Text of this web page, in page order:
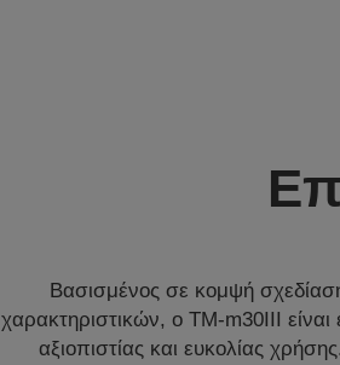
Βασισμένος σε κομψή
χαρακτηριστικών, ο TM-m30III είναι
αξιοπιστίας και ευκολίας